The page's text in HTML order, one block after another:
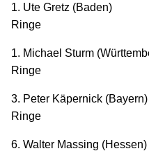
1. Ute
Ringe
1. Michael Sturm
Ringe
3. Peter
Ringe
6. Walter